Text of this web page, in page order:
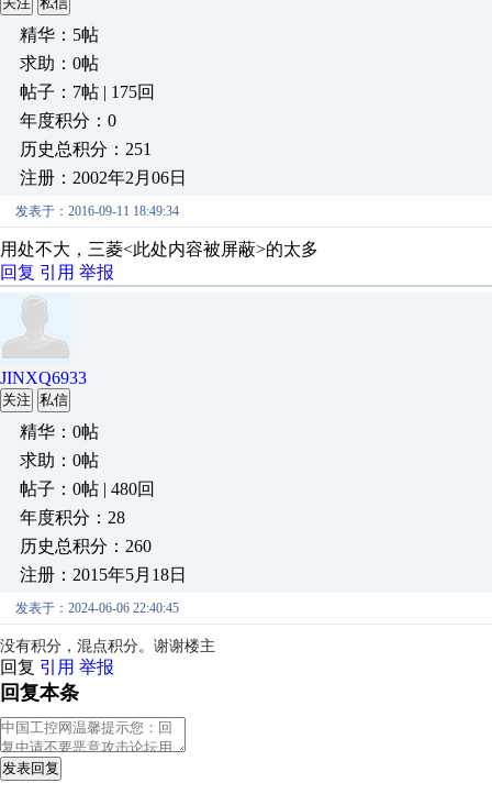
精华：5帖
求助：0帖
帖子：7帖 | 175回
年度积分：0
历史总积分：251
注册：2002年2月06日
发表于：2016-09-11 18:49:34
用处不大，三菱<此处内容被屏蔽>的太多
回复 引用 举报
JINXQ6933
关注 私信
精华：0帖
求助：0帖
帖子：0帖 | 480回
年度积分：28
历史总积分：260
注册：2015年5月18日
发表于：2024-06-06 22:40:45
没有积分，混点积分。谢谢楼主
回复 引用 举报
回复本条
发表回复